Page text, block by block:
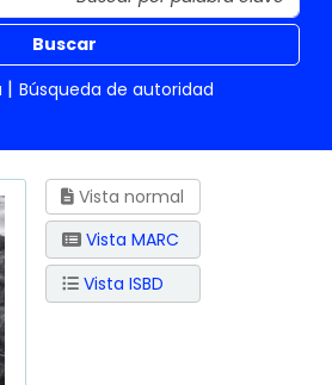
Buscar
Búsqueda de autoridad
Vista normal
Vista MARC
Vista ISBD